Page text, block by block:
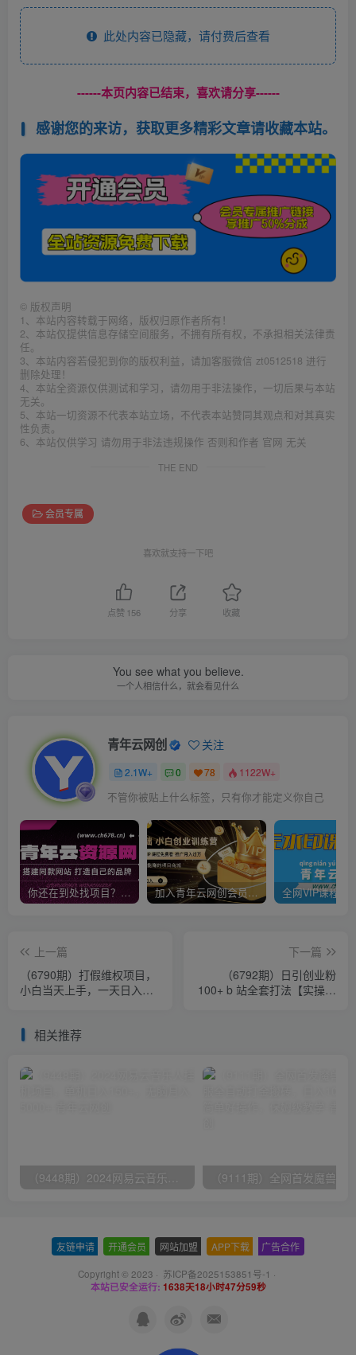
此处内容已隐藏，请付费后查看
------本页内容已结束，喜欢请分享------
感谢您的来访，获取更多精彩文章请收藏本站。
© 版权声明
1、本站内容转载于网络，版权归原作者所有！
2、本站仅提供信息存储空间服务，不拥有所有权，不承担相关法律责
任。
3、本站内容若侵犯到你的版权利益，请加客服微信 zt0512518 进行
删除处理！
4、本站全资源仅供测试和学习，请勿用于非法操作，一切后果与本站
无关。
5、本站一切资源不代表本站立场，不代表本站赞同其观点和对其真实
性负责。
6、本站仅供学习 请勿用于非法违规操作 否则和作者 官网 无关
THE END
会员专属
喜欢就支持一下吧
点赞 156 分享 收藏
You see what you believe.
一个人相信什么，就会看见什么
青年云网创 关注
2.1W+ 0 78 1122W+
不管你被贴上什么标签，只有你才能定义你自己
你还在到处找项目？还在当韭菜？我靠卖项目一个月收入5万+，曾经我也是个失败者。 加入青年云网创会员，全站资源免费学习。加入高级合伙人，推广日入1000+
上一篇
（6790期）打假维权项目，
小白当天上手，一天日入
下一篇
（6792期）日引创业粉
100+ b 站全套打法【实操视
相关推荐
友链申请 开通会员 网站加盟 APP下载 广告合作
Copyright © 2023 · 苏ICP备2025153851号-1 ·
本站已安全运行: 1638天18小时47分59秒